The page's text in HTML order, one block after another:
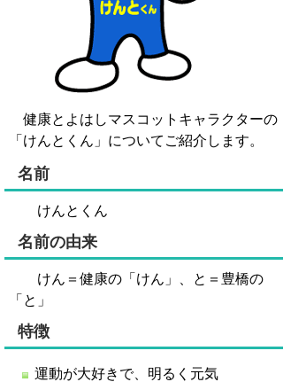
健康とよはしマスコットキャラクターの
「けんとくん」についてご紹介します。
名前
けんとくん
名前の由来
けん＝健康の「けん」、と＝豊橋の
「と」
特徴
運動が大好きで、明るく元気